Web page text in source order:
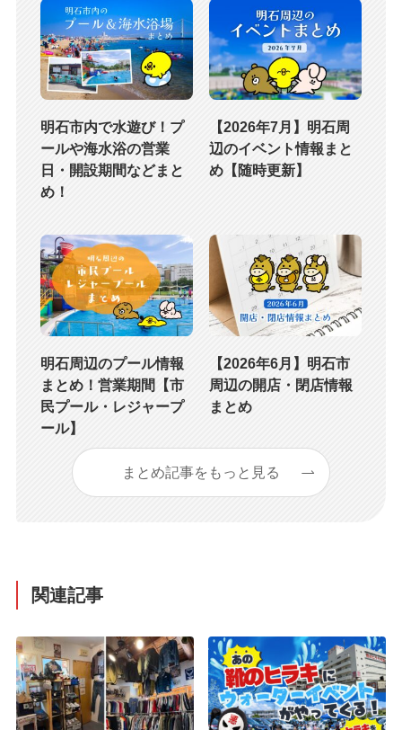
明石市内で水遊び！プ
ールや海水浴の営業
日・開設期間などまと
め！
【2026年7月】明石周
辺のイベント情報まと
め【随時更新】
明石周辺のプール情報
まとめ！営業期間【市
民プール・レジャープ
ール】
【2026年6月】明石市
周辺の開店・閉店情報
まとめ
まとめ記事をもっと見る
関連記事